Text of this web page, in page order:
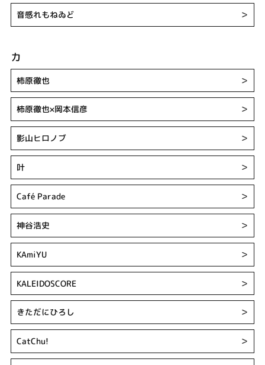
音感れもねゐど ＞
カ
柿原徹也 ＞
柿原徹也×岡本信彦 ＞
影山ヒロノブ ＞
叶 ＞
Café Parade ＞
神谷浩史 ＞
KAmiYU ＞
KALEIDOSCORE ＞
きただにひろし ＞
CatChu! ＞